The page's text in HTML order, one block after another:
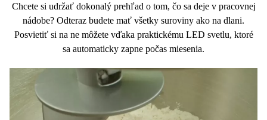
Chcete si udržať dokonalý prehľad o tom, čo sa deje v pracovnej
nádobe? Odteraz budete mať všetky suroviny ako na dlani.
Posvietiť si na ne môžete vďaka praktickému LED svetlu, ktoré
sa automaticky zapne počas miesenia.